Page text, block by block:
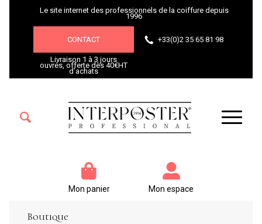
Livraison 1 à 3 jours
ouvrés, offerte dès 40€HT
d’achats
Le site internet des professionnels de la coiffure depuis
1996
CONTACT +33(0)2 35 65 81 98
Mon panier Mon espace
Boutique